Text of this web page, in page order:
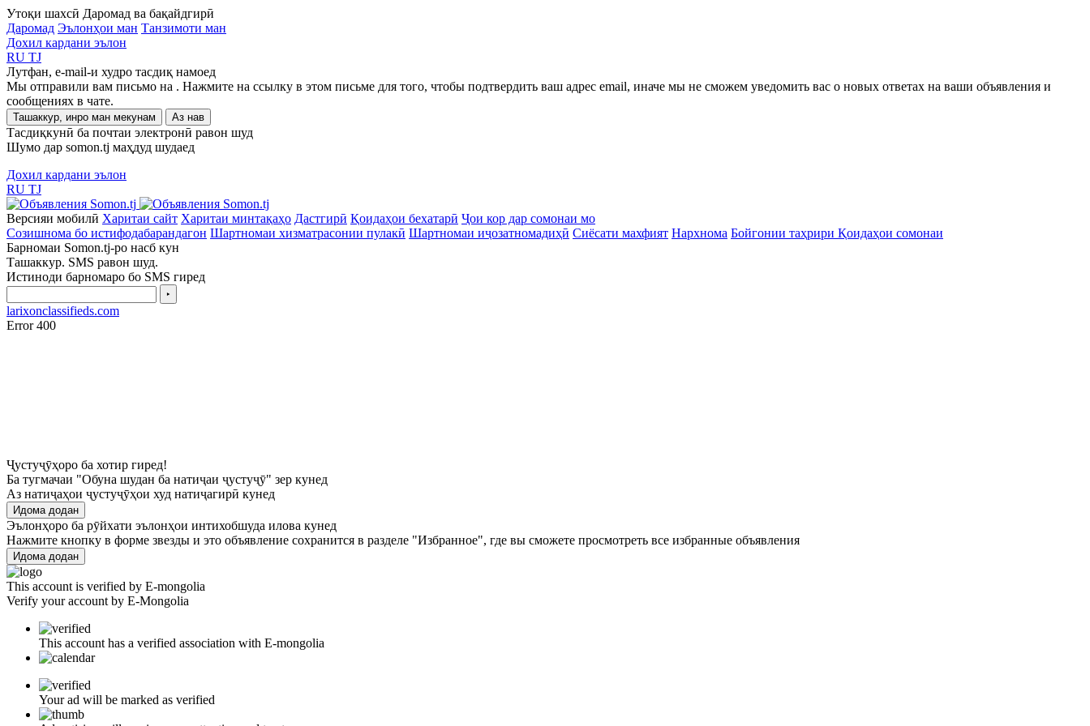
Утоқи шахсӣ Даромад ва бақайдгирӣ
Даромад Эълонҳои ман Танзимоти ман
Дохил кардани эълон
RU TJ
Лутфан, e-mail-и худро тасдиқ намоед
Мы отправили вам письмо на . Нажмите на ссылку в этом письме для того, чтобы подтвердить ваш адрес email, иначе мы не сможем уведомить вас о новых ответах на ваши объявления и
сообщениях в чате.
Ташаккур, инро ман мекунам Аз нав
Тасдиқкунӣ ба почтаи электронӣ равон шуд
Шумо дар somon.tj маҳдуд шудаед
Дохил кардани эълон
RU TJ
Версияи мобилӣ Харитаи сайт Харитаи минтақаҳо Дастгирӣ Қоидаҳои бехатарӣ Ҷои кор дар сомонаи мо
Созишнома бо истифодабарандагон Шартномаи хизматрасонии пулакӣ Шартномаи иҷозатномадиҳӣ Сиёсати махфият Нархнома Бойгонии таҳрири Қоидаҳои сомонаи
Барномаи Somon.tj-ро насб кун
Ташаккур. SMS равон шуд.
Истиноди барномаро бо SMS гиред
‣
larixonclassifieds.com
Error 400
Ҷустуҷӯҳоро ба хотир гиред!
Ба тугмачаи "Обуна шудан ба натиҷаи ҷустуҷӯ" зер кунед
Аз натиҷаҳои ҷустуҷӯҳои худ натиҷагирӣ кунед
Идома додан
Эълонҳоро ба рӯйхати эълонҳои интихобшуда илова кунед
Нажмите кнопку в форме звезды и это объявление сохранится в разделе "Избранное", где вы сможете просмотреть все избранные объявления
Идома додан
This account is verified by E-mongolia
Verify your account by E-Mongolia
This account has a verified association with E-mongolia
Your ad will be marked as verified